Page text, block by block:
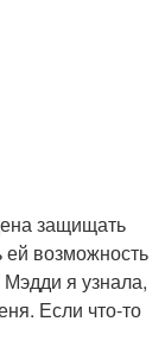
защищать
ей возможность
я узнала,
Если что-то